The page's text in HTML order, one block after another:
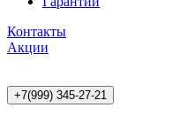
Контакты
Акции
+7(999) 345-27-21